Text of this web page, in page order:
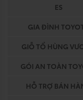
ES
GIA ĐÌNH
GIỖ TỔ HÙNG
GÓI AN TOÀN
HỖ TRỢ BÁN